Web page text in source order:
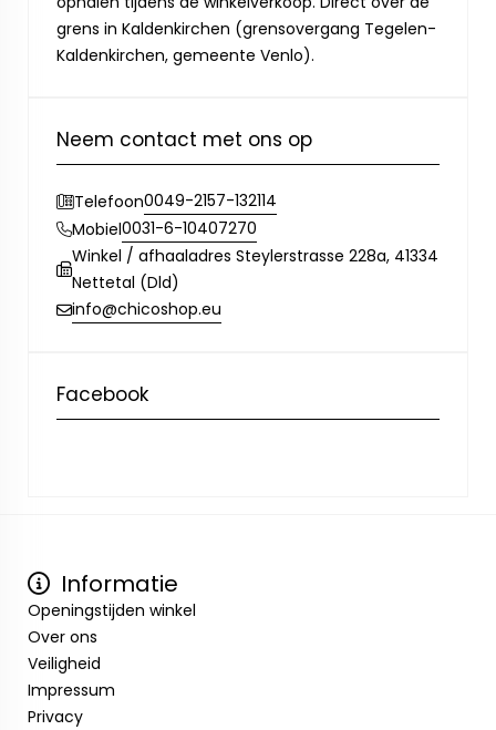
grens in Kaldenkirchen (grensovergang Tegelen-
Kaldenkirchen, gemeente Venlo).
Neem contact met ons op
Telefoon0049-2157-132114
Mobiel0031-6-10407270
Winkel / afhaaladres Steylerstrasse 228a, 41334
Nettetal (Dld)
info@chicoshop.eu
Facebook
Informatie
Openingstijden winkel
Over ons
Veiligheid
Impressum
Privacy